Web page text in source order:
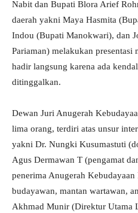
Nabit dan Bupati Blora Arief
daerah yakni Maya Hasmita
Indou (Bupati Manokwari), dan
Pariaman) melakukan
hadir langsung karena ada
ditinggalkan.
Dewan Juri Anugerah
lima orang, terdiri atas unsur
yakni Dr. Nungki Kusumastuti
Agus Dermawan T (pengamat
penerima Anugerah
budayawan, mantan wartawan,
Akhmad Munir (Direktur Utama